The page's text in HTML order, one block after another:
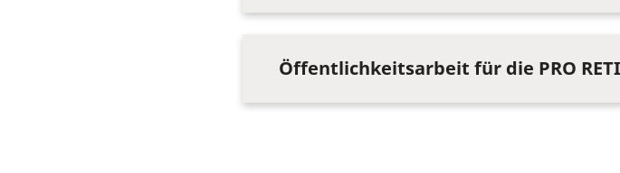
Öffentlichkeitsarbeit für die PRO